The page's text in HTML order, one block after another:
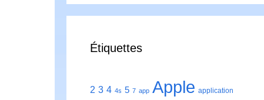
Étiquettes
2 3 4 4s 5 7 app Apple application